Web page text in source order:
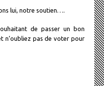
lui, notre soutien….
de passer un bon
n’oubliez pas de voter pour